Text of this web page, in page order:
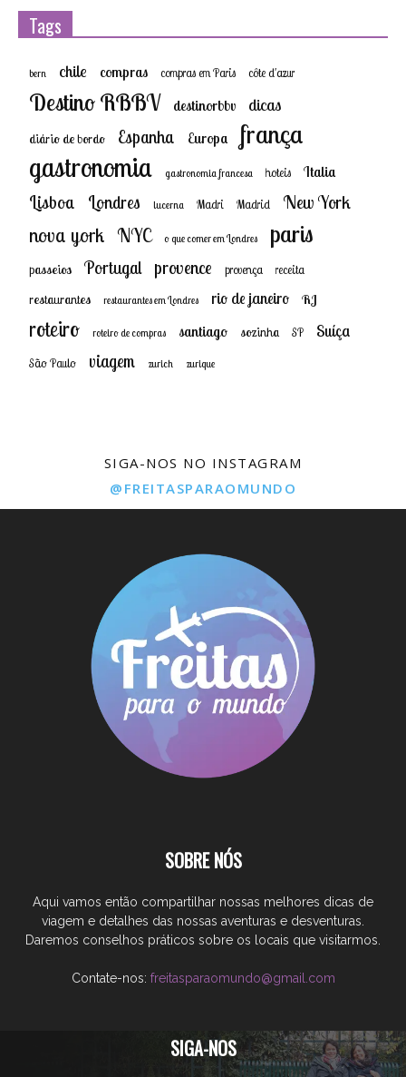
Tags
bern chile compras compras em Paris côte d'azur
Destino RBBV destinorbbv dicas
diário de bordo Espanha Europa frança
gastronomia gastronomia francesa hoteis Italia
Lisboa Londres lucerna Madri Madrid New York
nova york NYC o que comer em Londres paris
passeios Portugal provence provença receita
restaurantes restaurantes em Londres rio de janeiro RJ
roteiro roteiro de compras santiago sozinha SP Suíça
São Paulo viagem zurich zurique
SIGA-NOS NO INSTAGRAM
@FREITASPARAOMUNDO
SOBRE NÓS
Aqui vamos então compartilhar nossas melhores dicas de
viagem e detalhes das nossas aventuras e desventuras.
Daremos conselhos práticos sobre os locais que visitarmos.
Contate-nos: freitasparaomundo@gmail.com
SIGA-NOS